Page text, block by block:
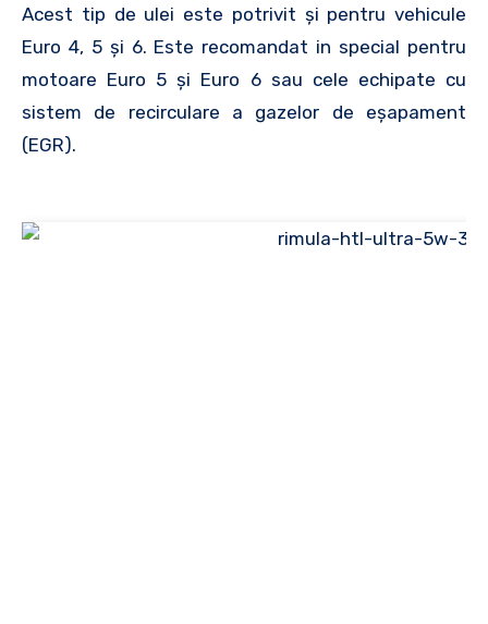
Acest tip de ulei este potrivit şi pentru vehicule
Euro 4, 5 și 6. Este recomandat in special pentru
motoare Euro 5 şi Euro 6 sau cele echipate cu
sistem de recirculare a gazelor de eșapament
(EGR).